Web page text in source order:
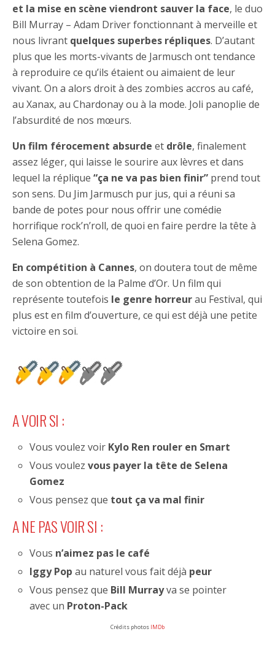
et la mise en scène viendront sauver la face, le duo
Bill Murray – Adam Driver fonctionnant à merveille et
nous livrant quelques superbes répliques. D’autant
plus que les morts-vivants de Jarmusch ont tendance
à reproduire ce qu’ils étaient ou aimaient de leur
vivant. On a alors droit à des zombies accros au café,
au Xanax, au Chardonay ou à la mode. Joli panoplie de
l’absurdité de nos mœurs.
Un film férocement absurde et drôle, finalement
assez léger, qui laisse le sourire aux lèvres et dans
lequel la réplique “ça ne va pas bien finir” prend tout
son sens. Du Jim Jarmusch pur jus, qui a réuni sa
bande de potes pour nous offrir une comédie
horrifique rock’n’roll, de quoi en faire perdre la tête à
Selena Gomez.
En compétition à Cannes, on doutera tout de même
de son obtention de la Palme d’Or. Un film qui
représente toutefois le genre horreurau Festival, qui
plus est en film d’ouverture, ce qui est déjà une petite
victoire en soi.
A VOIR SI :
Vous voulez voir Kylo Ren rouler en Smart
Vous voulezvous payer la tête de Selena
Gomez
Vous pensez que tout ça va mal finir
A NE PAS VOIR SI :
Vous n’aimez pas le café
Iggy Pop au naturel vous fait déjà peur
Vous pensez que Bill Murrayva se pointer
avec un Proton-Pack
Crédits photos IMDb